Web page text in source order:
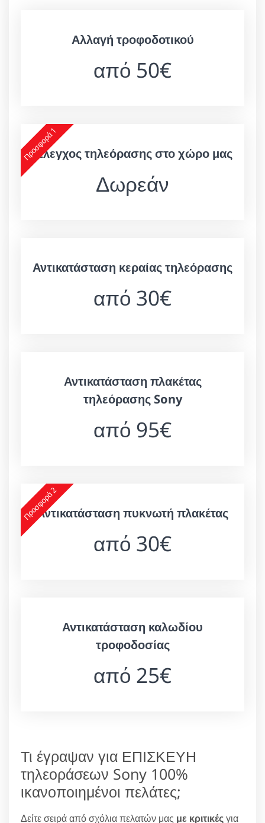
Αλλαγή τροφοδοτικού
από 50€
Προσφορά 1
Έλεγχος τηλεόρασης στο χώρο μας
Δωρεάν
Αντικατάσταση κεραίας τηλεόρασης
από 30€
Αντικατάσταση πλακέτας
τηλεόρασης Sony
από 95€
Προσφορά 2
Αντικατάσταση πυκνωτή πλακέτας
από 30€
Αντικατάσταση καλωδίου
τροφοδοσίας
από 25€
Τι έγραψαν για ΕΠΙΣΚΕΥΗ
τηλεοράσεων Sony 100%
ικανοποιημένοι πελάτες;
Δείτε σειρά από σχόλια πελατών μας με κριτικέςγια